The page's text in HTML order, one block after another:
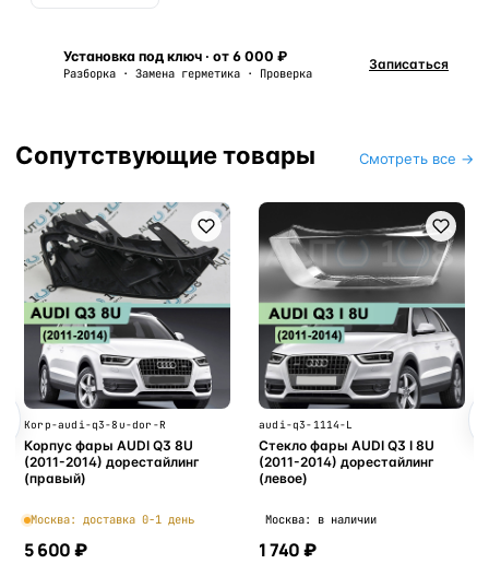
Установка под ключ · от 6 000 ₽
Разборка · Замена герметика · Проверка
Записаться
Сопутствующие товары Смотреть все →
Korp-audi-q3-8u-dor-R
Корпус фары AUDI Q3 8U
(2011-2014) дорестайлинг
(правый)
Москва: доставка 0-1 день
5 600 ₽
audi-q3-1114-L
Стекло фары AUDI Q3 I 8U
(2011-2014) дорестайлинг
(левое)
Москва: в наличии
1 740 ₽